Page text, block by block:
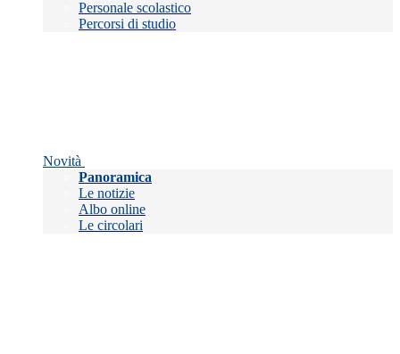
Personale scolastico
Percorsi di studio
Novità
Panoramica
Le notizie
Albo online
Le circolari